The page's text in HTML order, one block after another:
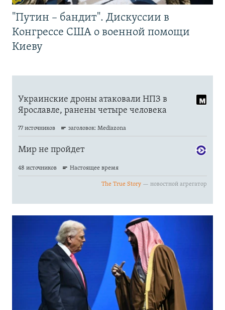
"Путин – бандит". Дискуссии в
Конгрессе США о военной помощи
Киеву